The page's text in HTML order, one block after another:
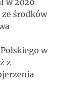
w 2020
środków
w
z